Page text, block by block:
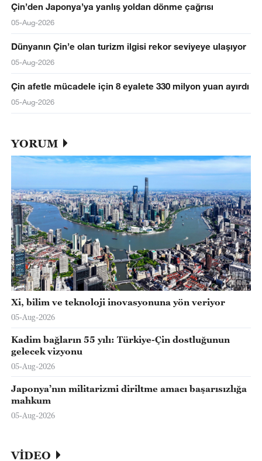
Çin’den Japonya’ya yanlış yoldan dönme çağrısı
05-Aug-2026
Dünyanın Çin’e olan turizm ilgisi rekor seviyeye ulaşıyor
05-Aug-2026
Çin afetle mücadele için 8 eyalete 330 milyon yuan ayırdı
05-Aug-2026
YORUM
Xi, bilim ve teknoloji inovasyonuna yön veriyor
05-Aug-2026
Kadim bağların 55 yılı: Türkiye-Çin dostluğunun
gelecek vizyonu
05-Aug-2026
Japonya’nın militarizmi diriltme amacı başarısızlığa
mahkum
05-Aug-2026
VİDEO